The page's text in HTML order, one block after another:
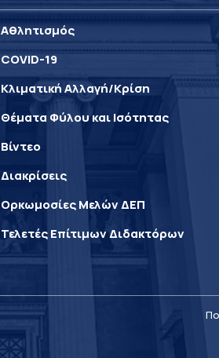
Αθλητισμός
COVID-19
Κλιματική Αλλαγή/Κρίση
Θέματα Φύλου και Ισότητας
Βίντεο
Διακρίσεις
Ορκωμοσίες Μελών ΔΕΠ
Τελετές Επίτιμων Διδακτόρων